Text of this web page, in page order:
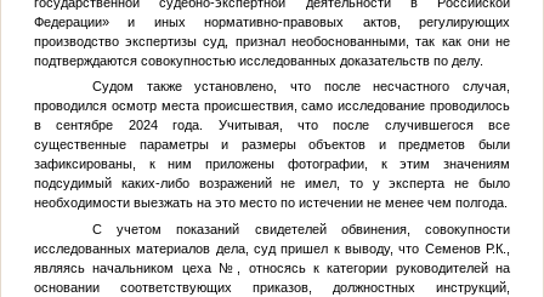
Федерации» и иных нормативно-правовых актов, регулирующих
производство экспертизы суд, признал необоснованными, так как они не
подтверждаются совокупностью исследованных доказательств по делу.
Судом также установлено, что после несчастного случая,
проводился осмотр места происшествия, само исследование проводилось
в сентябре 2024 года. Учитывая, что после случившегося все
существенные параметры и размеры объектов и предметов были
зафиксированы, к ним приложены фотографии, к этим значениям
подсудимый каких-либо возражений не имел, то у эксперта не было
необходимости выезжать на это место по истечении не менее чем полгода.
С учетом показаний свидетелей обвинения, совокупности
исследованных материалов дела, суд пришел к выводу, что Семенов Р.К.,
являясь начальником цеха №
, относясь к категории руководителей на
основании соответствующих приказов, должностных инструкций,